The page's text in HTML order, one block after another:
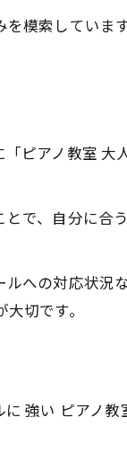
模索していま
ピアノ教室 大
で、自分に合
への対応状況
切です。
強い ピアノ